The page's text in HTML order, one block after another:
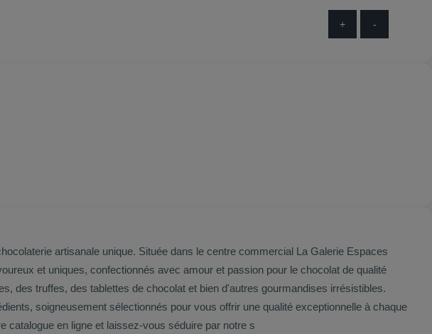
+ -
artisanale unique. Située dans le centre commercial La Galerie Espaces
et uniques, confectionnés avec amour et passion pour le chocolat de qualité
soigneusement sélectionnés pour vous offrir une qualité exceptionnelle à chaque
catalogue en ligne et laissez-vous séduire par notre s